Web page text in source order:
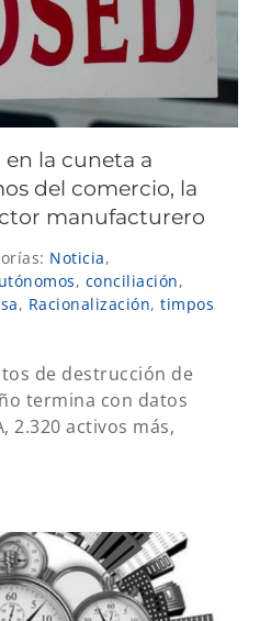
en la cuneta a
del comercio, la
manufacturero
Noticia,
, conciliación,
, Racionalización, timpos
de destrucción de
termina con datos
2.320 activos más,